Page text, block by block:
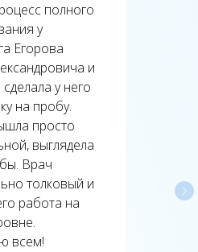
полного
у
Егорова
и
у него
на пробу.
просто
выглядела
Врач
толковый и
работа на
всем!